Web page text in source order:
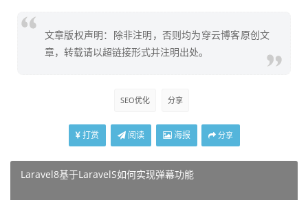
文章版权声明：除非注明，否则均为穿云博客原创文
章，转载请以超链接形式并注明出处。
SEO优化 分享
打赏 阅读 海报 分享
Laravel8基于LaravelS如何实现弹幕功能